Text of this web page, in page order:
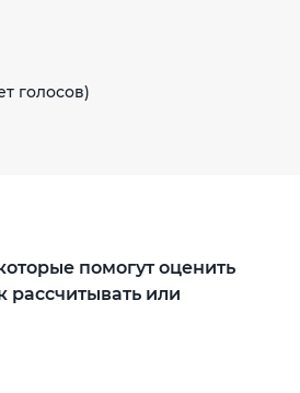
голосов)
помогут оценить
рассчитывать или